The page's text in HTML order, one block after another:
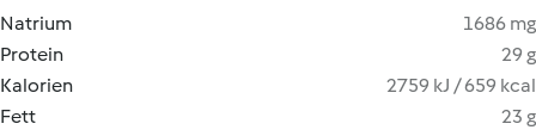
Natrium
1686 mg
Protein
29 g
Kalorien
2759 kJ / 659 kcal
Fett
23 g